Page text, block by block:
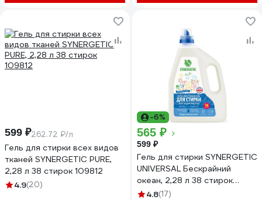
599 ₽262.72 ₽/л
Гель для стирки всех видов
тканей SYNERGETIC PURE,
2,28 л 38 стирок 109812
4.9(20)
-6%
565 ₽
599 ₽
Гель для стирки SYNERGETIC
UNIVERSAL Бескрайний
океан, 2,28 л 38 стирок
109820
4.8(17)